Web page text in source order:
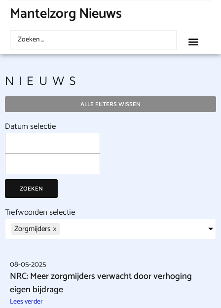
Mantelzorg Nieuws
NIEUWS
ALLE FILTERS WISSEN
Datum selectie
ZOEKEN
Trefwoorden selectie
Zorgmijders ×
08-05-2025
NRC: Meer zorgmijders verwacht door verhoging
eigen bijdrage
Lees verder